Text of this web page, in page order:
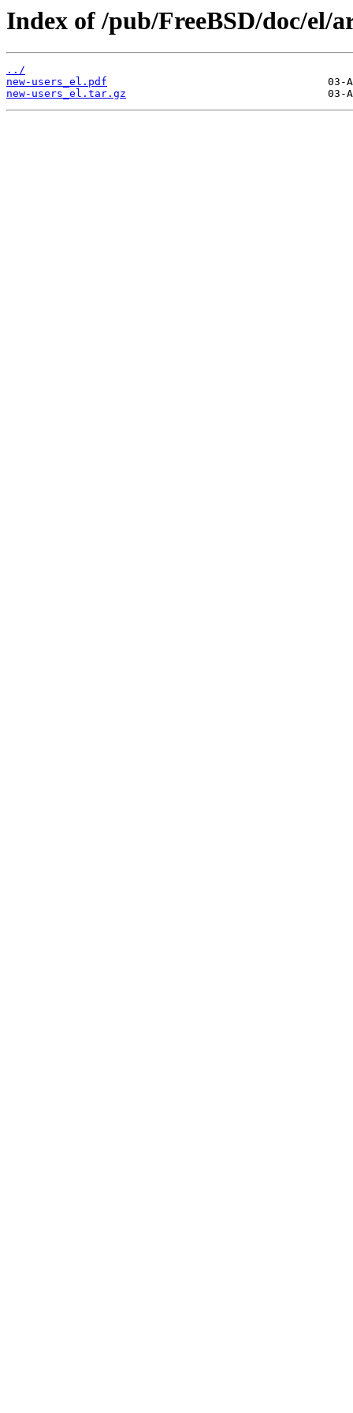
Index of /pub/FreeBSD/doc/el/
../
new-users_el.pdf
new-users_el.tar.gz